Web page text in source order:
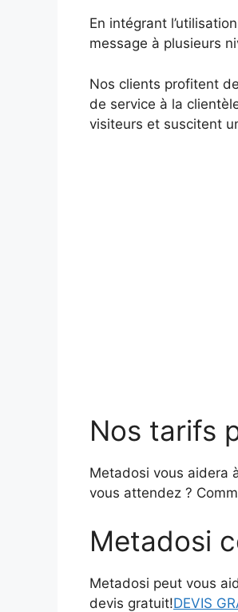
En intégrant
message à plusieurs
Nos clients profitent
de service à la
visiteurs et suscitent
Nos tarifs
Metadosi vous aidera
vous attendez ?
Metadosi
Metadosi peut vous
devis gratuit!DEVIS